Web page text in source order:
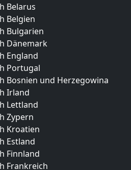
Belarus
Belgien
Bulgarien
Dänemark
England
Portugal
Bosnien und Herzegowina
Irland
Lettland
Zypern
Kroatien
Estland
Finnland
Frankreich